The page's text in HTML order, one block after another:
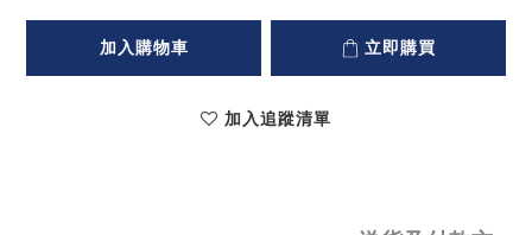
加入購物車 立即購買
加入追蹤清單